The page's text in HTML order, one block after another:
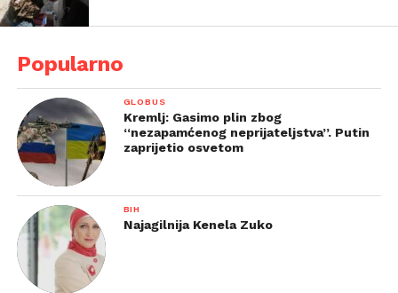
Popularno
GLOBUS
Kremlj: Gasimo plin zbog
“nezapamćenog neprijateljstva”. Putin
zaprijetio osvetom
BIH
Najagilnija Kenela Zuko